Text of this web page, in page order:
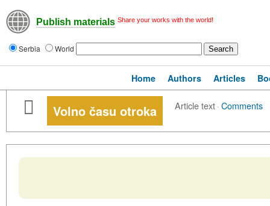
Publish materials Share your works with the world!
Serbia World
Home Authors Articles
Volno času otroka Article text·Comments